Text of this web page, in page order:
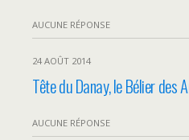
AUCUNE RÉPONSE
24 AOÛT 2014
Tête du Danay, le Bélier des
AUCUNE RÉPONSE